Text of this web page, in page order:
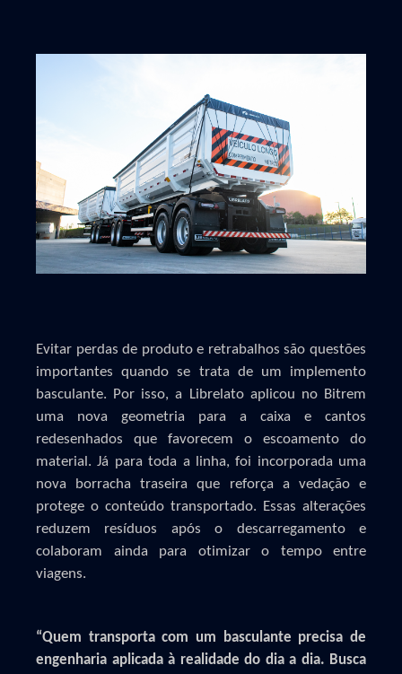
Evitar perdas de produto e retrabalhos são questões
importantes quando se trata de um implemento
basculante. Por isso, a Librelato aplicou no Bitrem
uma nova geometria para a caixa e cantos
redesenhados que favorecem o escoamento do
material. Já para toda a linha, foi incorporada uma
nova borracha traseira que reforça a vedação e
protege o conteúdo transportado. Essas alterações
reduzem resíduos após o descarregamento e
colaboram ainda para otimizar o tempo entre
viagens.
“Quem transporta com um basculante precisa de
engenharia aplicada à realidade do dia a dia. Busca